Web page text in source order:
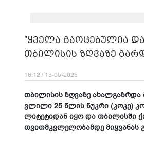
"ყვე­ლა გა­ო­ცე­ბუ­ლია
თბილისის ზღვაზე
16:12 / 13-05-2026
თბი­ლი­სის ზღვა­ზე ახალ­გაზ­რდა
ვლი­ლი 25 წლის ნუკ­რი (კოკე)
ლი­ტე­ტი­დან იყო და თბი­ლის­ში
თვით­მკვლე­ლო­ბამ­დე მიყ­ვა­ნას